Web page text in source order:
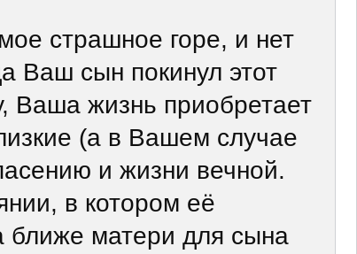
страшное горе, и нет
Ваш сын покинул этот
Ваша жизнь приобретает
(а в Вашем случае
и жизни вечной.
в котором её
ближе матери для сына